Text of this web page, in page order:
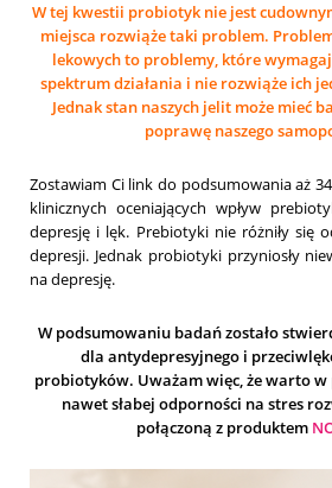
W tej kwestii probiotyk nie jest
miejsca rozwiąże taki problem.
lekowych to problemy, które
spektrum działania i nie rozwiąże ich
Jednak stan naszych jelit może mieć
poprawę naszego
Zostawiam Ci link do podsumowania aż
klinicznych oceniających wpływ
depresję i lęk. Prebiotyki nie różniły się
depresji. Jednak probiotyki przyniosły
na depresję.
W podsumowaniu badań zostało
dla antydepresyjnego i
probiotyków. Uważam więc, że warto w
nawet słabej odporności na stres
połączoną z produktem